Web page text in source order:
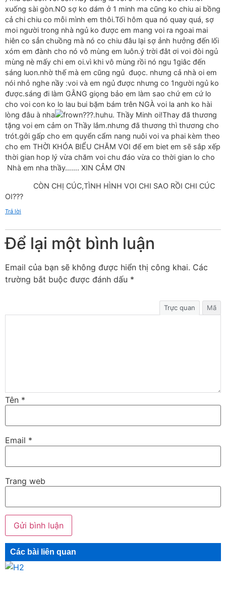
xuống sài gòn.NO sợ ko dám ở 1 minh ma cũng ko chiu ai bồng
cả chi chiu co mỗi mình em thôi.Tối hôm qua nó quay quá, sợ
moi người trong nhà ngủ ko được em mang voi ra ngoai mai
hiên co sẳn chuồng mà nó co chiu đâu lại sợ ảnh hưởng đến lối
xóm em đành cho nó vô mùng em luôn.ý trời đât ơi voi đòi ngủ
mùng nè mấy chi em oi.vì khi vô mùng rồi nó ngu 1giâc đến
sáng luon.nhờ thế mà em cũng ngủ đuọc. nhưng cả nhà oi em
nói nhỏ nghe nầy :voi và em ngủ được nhưng co 1người ngủ ko
được.sáng đi làm GẰNG giọng bảo em làm sao chứ em cứ lo
cho voi con ko lo lau bui bặm bám trên NGÀ voi la anh ko hài
lòng đâu à nha
???.huhu. Thầy Minh oi!Thay đã thương
tặng voi em cảm on Thầy lắm.nhưng đã thương thì thương cho
trót.gởi gấp cho em quyển cẩm nang nuôi voi va phai kèm theo
cho em THỜI KHÓA BIỂU CHĂM VOI để em biet em sẽ sắp xếp
thời gian hop lý vừa chăm voi chu đáo vừa co thời gian lo cho
Nhà em nha thầy……. XIN CẢM ƠN
CÒN CHỊ CÚC,TÌNH HÌNH VOI CHI SAO RỒI CHI CÚC
OI???
Trả lời
Để lại một bình luận
Email của bạn sẽ không được hiển thị công khai. Các
trường bắt buộc được đánh dấu *
Trực quan Mã
Tên *
Email *
Trang web
Các bài liên quan